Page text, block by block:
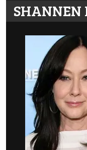
SHANNEN